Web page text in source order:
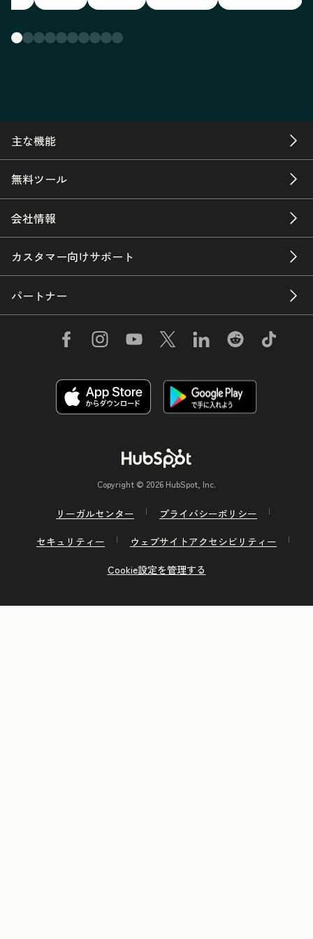
主な機能
無料ツール
会社情報
カスタマー向けサポート
パートナー
Copyright © 2026 HubSpot, Inc.
リーガルセンター
プライバシーポリシー
セキュリティー
ウェブサイトアクセシビリティー
Cookie設定を管理する